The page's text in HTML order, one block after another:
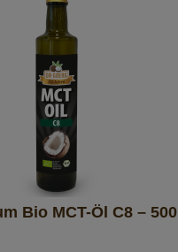
Bio MCT-Öl C8 – 500